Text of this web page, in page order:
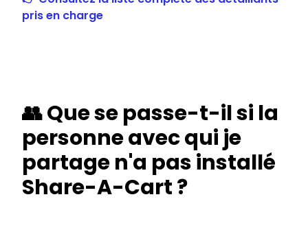
pris en charge
👥 Que se passe-t-il si la
personne avec qui je
partage n'a pas installé
Share-A-Cart ?